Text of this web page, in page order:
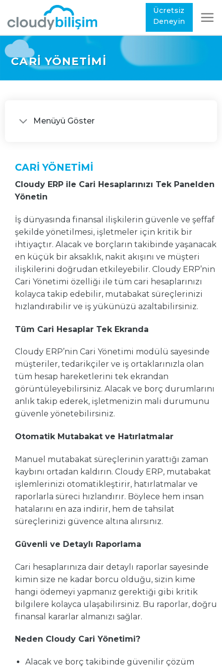
Ücretsiz
Deneyin
CARI YÖNETIMI
Menüyü Göster
CARİ YÖNETİMİ
Cloudy ERP ile Cari Hesaplarınızı Tek Panelden
Yönetin
İş dünyasında finansal ilişkilerin güvenle ve şeffaf
şekilde yönetilmesi, işletmeler için kritik bir
ihtiyaçtır. Alacak ve borçların takibinde yaşanacak
en küçük bir aksaklık, nakit akışını ve müşteri
ilişkilerini doğrudan etkileyebilir. Cloudy ERP’nin
Cari Yönetimi özelliği ile tüm cari hesaplarınızı
kolayca takip edebilir, mutabakat süreçlerinizi
hızlandırabilir ve iş yükünüzü azaltabilirsiniz.
Tüm Cari Hesaplar Tek Ekranda
Cloudy ERP’nin Cari Yönetimi modülü sayesinde
müşteriler, tedarikçiler ve iş ortaklarınızla olan
tüm hesap hareketlerini tek ekrandan
görüntüleyebilirsiniz. Alacak ve borç durumlarını
anlık takip ederek, işletmenizin mali durumunu
güvenle yönetebilirsiniz.
Otomatik Mutabakat ve Hatırlatmalar
Manuel mutabakat süreçlerinin yarattığı zaman
kaybını ortadan kaldırın. Cloudy ERP, mutabakat
işlemlerinizi otomatikleştirir, hatırlatmalar ve
raporlarla süreci hızlandırır. Böylece hem insan
hatalarını en aza indirir, hem de tahsilat
süreçlerinizi güvence altına alırsınız.
Güvenli ve Detaylı Raporlama
Cari hesaplarınıza dair detaylı raporlar sayesinde
kimin size ne kadar borcu olduğu, sizin kime
hangi ödemeyi yapmanız gerektiği gibi kritik
bilgilere kolayca ulaşabilirsiniz. Bu raporlar, doğru
finansal kararlar almanızı sağlar.
Neden Cloudy Cari Yönetimi?
Alacak ve borç takibinde güvenilir çözüm